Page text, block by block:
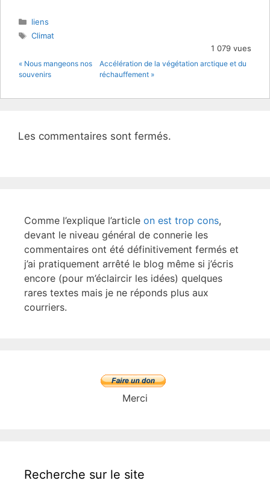
itt
er
o
o
Catégories
liens
Étiquettes
Climat
1 079 vues
« Nous mangeons nos
souvenirs
Accélération de la végétation arctique et du
réchauffement »
Les commentaires sont fermés.
Comme l’explique l’article on est trop cons,
devant le niveau général de connerie les
commentaires ont été définitivement fermés et
j’ai pratiquement arrêté le blog même si j’écris
encore (pour m’éclaircir les idées) quelques
rares textes mais je ne réponds plus aux
courriers.
Merci
Recherche sur le site